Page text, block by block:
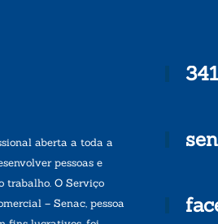
aberta a toda a
pessoas e
trabalho. O Serviço
– Senac, pessoa